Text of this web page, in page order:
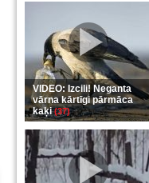
VIDEO: Izcili! Neganta
vārna kārtīgi pārmāca
kaķi(37)